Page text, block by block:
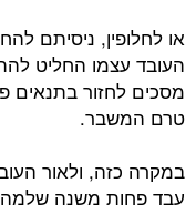
או לחלופין, ניסיתם
העובד עצמו החליט
מסכים לחזור בתנאים
טרם המשבר.
במקרה כזה, ולאור
עבד פחות משנה